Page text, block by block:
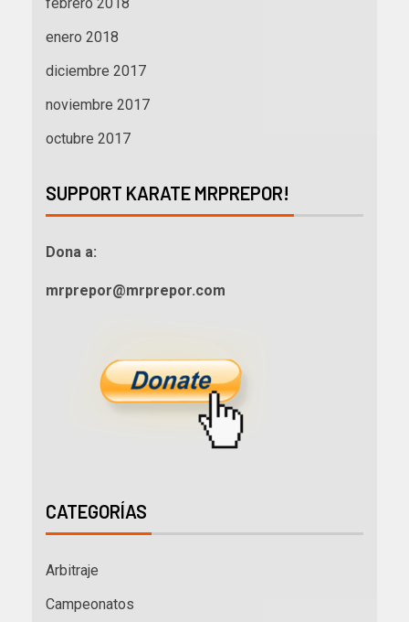
enero 2018
diciembre 2017
noviembre 2017
octubre 2017
SUPPORT KARATE MRPREPOR!
Dona a:
mrprepor@mrprepor.com
CATEGORÍAS
Arbitraje
Campeonatos